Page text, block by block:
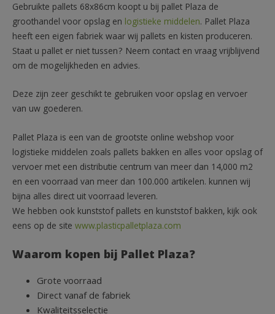
Gebruikte pallets 68x86cm koopt u bij pallet Plaza de
groothandel voor opslag en logistieke middelen. Pallet Plaza
heeft een eigen fabriek waar wij pallets en kisten produceren.
Staat u pallet er niet tussen? Neem contact en vraag vrijblijvend
om de mogelijkheden en advies.
Deze zijn zeer geschikt te gebruiken voor opslag en vervoer
van uw goederen.
Pallet Plaza is een van de grootste online webshop voor
logistieke middelen zoals pallets bakken en alles voor opslag of
vervoer met een distributie centrum van meer dan 14,000 m2
en een voorraad van meer dan 100.000 artikelen. kunnen wij
bijna alles direct uit voorraad leveren.
We hebben ook kunststof pallets en kunststof bakken, kijk ook
eens op de site www.plasticpalletplaza.com
Waarom kopen bij Pallet Plaza?
Grote voorraad
Direct vanaf de fabriek